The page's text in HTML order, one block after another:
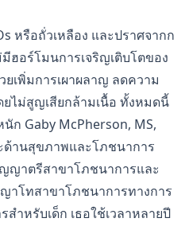
หรือถั่วเหลือง และปราศจากก
อร์โมนการเจริญเติบโตของ
เพิ่มการเผาผลาญ ลดความ
ไม่สูญเสียกล้ามเนื้อ ทั้งหมดนี้
ก Gaby McPherson, MS,
ด้านสุขภาพและโภชนาการ
ญาตรีสาขาโภชนาการและ
าโทสาขาโภชนาการทางการ
ำหรับเด็ก เธอใช้เวลาหลายปี